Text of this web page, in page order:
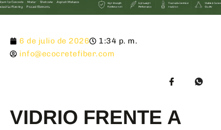
6 de julio de 2026
1:34 p. m.
info@ecocretefiber.com
VIDRIO FRENTE A